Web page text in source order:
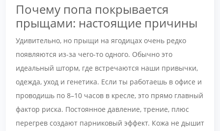
Почему попа покрывается
прыщами: настоящие причины
Удивительно, но прыщи на ягодицах очень редко
появляются из-за чего-то одного. Обычно это
идеальный шторм, где встречаются наши привычки,
одежда, уход и генетика. Если ты работаешь в офисе и
проводишь по 8–10 часов в кресле, это прямо главный
фактор риска. Постоянное давление, трение, плюс
перегрев создают парниковый эффект. Кожа не дышит